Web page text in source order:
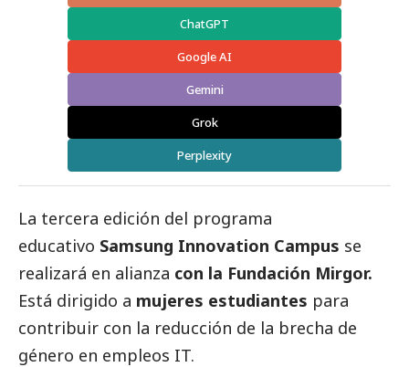
ChatGPT
Google AI
Gemini
Grok
Perplexity
La tercera edición del programa
educativo Samsung Innovation Campus se
realizará en alianza con la Fundación Mirgor.
Está dirigido a mujeres estudiantes para
contribuir con la reducción de la brecha de
género en empleos IT.